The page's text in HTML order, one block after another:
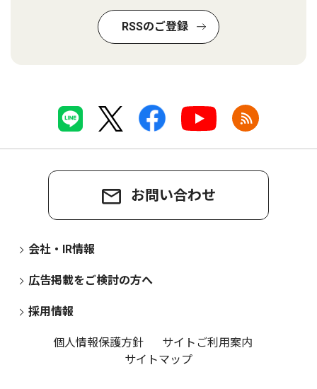
RSSのご登録
お問い合わせ
会社・IR情報
広告掲載をご検討の方へ
採用情報
個人情報保護方針
サイトご利用案内
サイトマップ